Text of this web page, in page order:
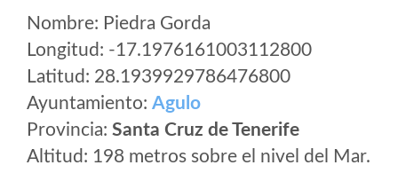
Nombre: Piedra Gorda
Longitud: -17.1976161003112800
Latitud: 28.1939929786476800
Ayuntamiento: Agulo
Provincia: Santa Cruz de Tenerife
Altitud: 198 metros sobre el nivel del Mar.